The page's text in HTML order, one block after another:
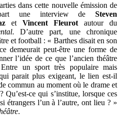
dans cette nouvelle émission de
une interview de Steven
et Vincent Fleurot autour du
. D’autre part, une chronique
et football : « Barthes disait en son
demeurait peut-être une forme de
l’idée de ce que l’ancien théâtre
un sport très populaire mais
parait plus exigeant, le lien est-il
commun au moment où le drame et
ce qui s’institue, lorsque ces
étrangers l’un à l’autre, ont lieu ? »
.